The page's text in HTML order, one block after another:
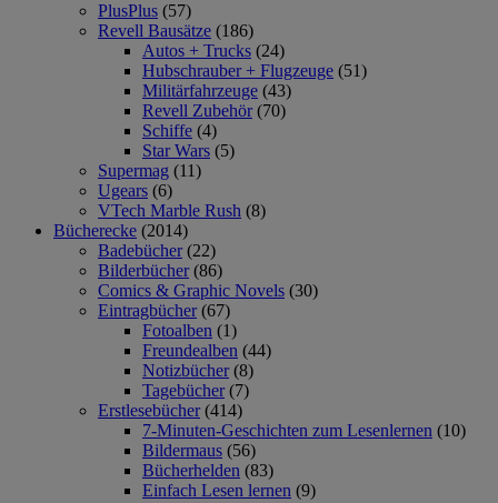
PlusPlus (57)
Revell Bausätze (186)
Autos + Trucks (24)
Hubschrauber + Flugzeuge (51)
Militärfahrzeuge (43)
Revell Zubehör (70)
Schiffe (4)
Star Wars (5)
Supermag (11)
Ugears (6)
VTech Marble Rush (8)
Bücherecke (2014)
Badebücher (22)
Bilderbücher (86)
Comics & Graphic Novels (30)
Eintragbücher (67)
Fotoalben (1)
Freundealben (44)
Notizbücher (8)
Tagebücher (7)
Erstlesebücher (414)
7-Minuten-Geschichten zum Lesenlernen (10)
Bildermaus (56)
Bücherhelden (83)
Einfach Lesen lernen (9)